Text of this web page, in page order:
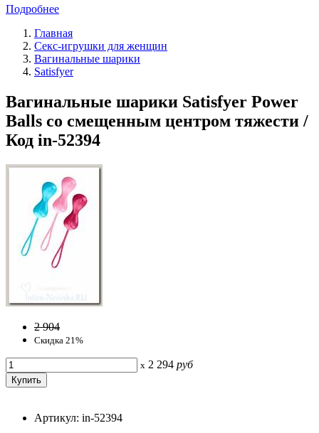
Подробнее
Главная
Секс-игрушки для женщин
Вагинальные шарики
Satisfyer
Вагинальные шарики Satisfyer Power
Balls со смещенным центром тяжести /
Код in-52394
2 904
Скидка 21%
x 2 294 руб
Артикул: in-52394